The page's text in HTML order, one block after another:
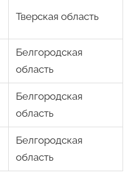
Тверская область
Белгородская
область
Белгородская
область
Белгородская
область